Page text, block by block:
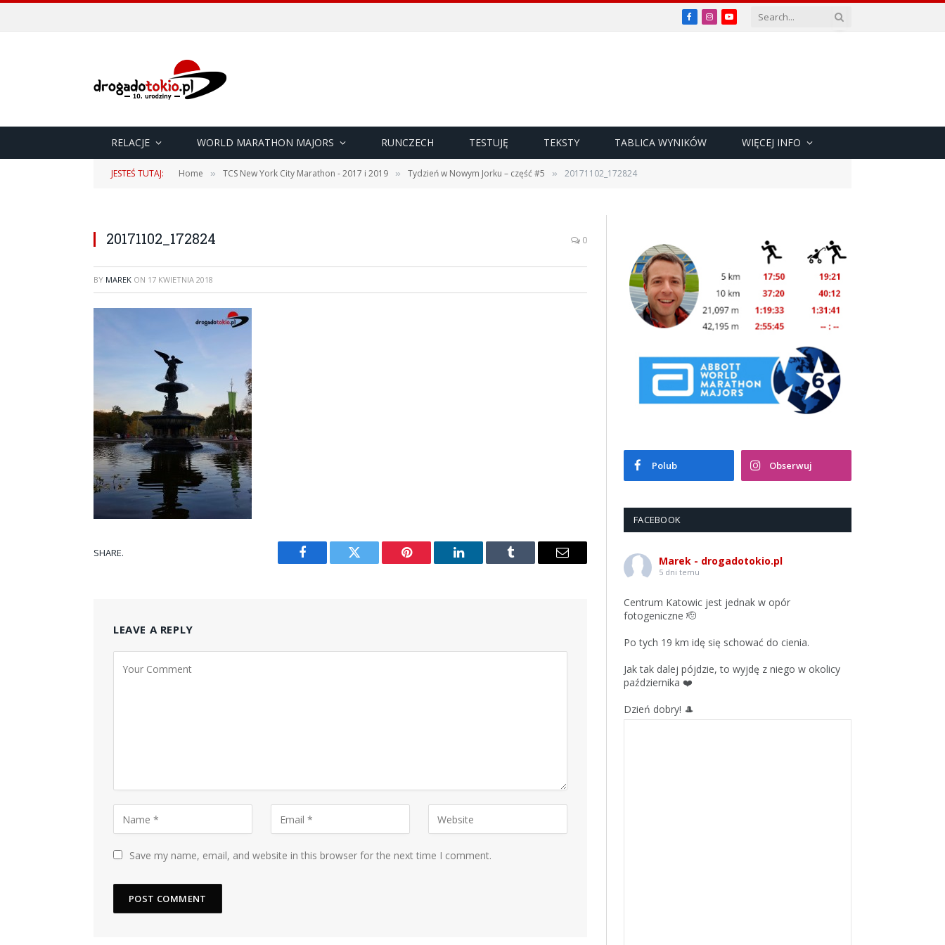
Facebook
InstagramYouTube
RELACJE WORLD MARATHON MAJORS RUNCZECH TESTUJĘ TEKSTY TABLICA WYNIKÓW WIĘCEJ INFO
JESTEŚ TUTAJ: Home » TCS New York City Marathon - 2017 i 2019 » Tydzień w Nowym Jorku – część #5 » 20171102_172824
20171102_172824 0
BY MAREK ON 17 KWIETNIA 2018
SHARE.
Facebook Twitter Pinterest LinkedIn Tumblr Email
LEAVE A REPLY
Save my name, email, and website in this browser for the next time I comment.
Polub Obserwuj
FACEBOOK
Marek - drogadotokio.pl
5 dni temu
Centrum Katowic jest jednak w opór
fotogeniczne 🫡
Po tych 19 km idę się schować do cienia.
Jak tak dalej pójdzie, to wyjdę z niego w okolicy
października ❤️
Dzień dobry! 🎩